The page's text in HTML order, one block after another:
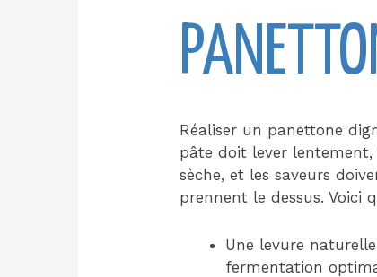
Réaliser un panettone
pâte doit lever
sèche, et les saveurs
prennent le dessus. Voici
Une levure
fermentation